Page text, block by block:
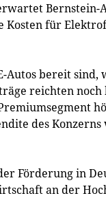
Bernstein-
Kosten für
Autos bereit
reichten
des Konzerns
Förderung in
an der